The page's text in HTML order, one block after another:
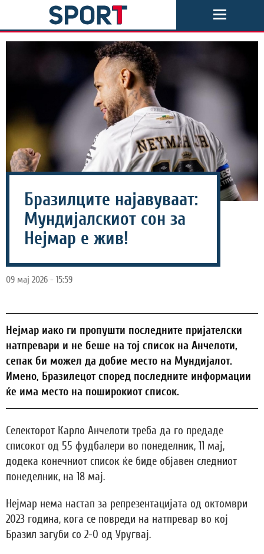
Бразилците најавуваат:
Мундијалскиот сон за
Нејмар е жив!
09 мај 2026 - 15:59
Нејмар иако ги пропушти последните пријателски
натпревари и не беше на тој список на Анчелоти,
сепак би можел да добие место на Мундијалот.
Имено, Бразилецот според последните информации
ќе има место на поширокиот список.
Селекторот Карло Анчелоти треба да го предаде
списокот од 55 фудбалери во понеделник, 11 мај,
додека конечниот список ќе биде објавен следниот
понеделник, на 18 мај.
Нејмар нема настап за репрезентацијата од октомври
2023 година, кога се повреди на натпревар во кој
Бразил загуби со 2-0 од Уругвај.